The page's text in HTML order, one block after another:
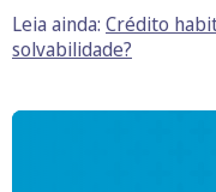
Leia ainda: Crédito
solvabilidade?